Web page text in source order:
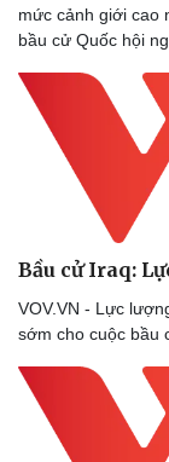
mức cảnh giới cao
bầu cử Quốc hội
Bầu cử Iraq:
VOV.VN - Lực
sớm cho cuộc bầu